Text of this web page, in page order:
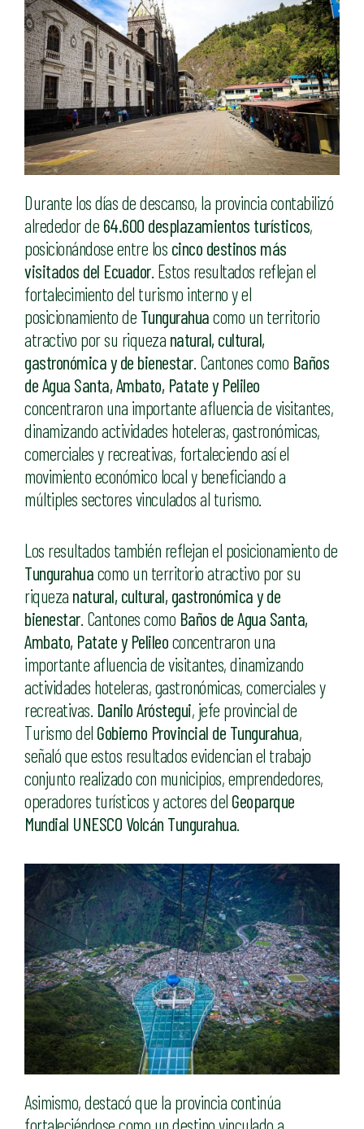
Durante los días de descanso, la provincia contabilizó
alrededor de 64.600 desplazamientos turísticos,
posicionándose entre los cinco destinos más
visitados del Ecuador. Estos resultados reflejan el
fortalecimiento del turismo interno y el
posicionamiento de Tungurahuacomo un territorio
atractivo por su riqueza natural, cultural,
gastronómica y de bienestar. Cantones como Baños
de Agua Santa, Ambato, Patate y Pelileo
concentraron una importante afluencia de visitantes,
dinamizando actividades hoteleras, gastronómicas,
comerciales y recreativas, fortaleciendo así el
movimiento económico local y beneficiando a
múltiples sectores vinculados al turismo.
Los resultados también reflejan el posicionamiento de
Tungurahuacomo un territorio atractivo por su
riqueza natural, cultural, gastronómica y de
bienestar. Cantones como Baños de Agua Santa,
Ambato, Patate y Pelileoconcentraron una
importante afluencia de visitantes, dinamizando
actividades hoteleras, gastronómicas, comerciales y
recreativas. Danilo Aróstegui, jefe provincial de
Turismo del Gobierno Provincial de Tungurahua,
señaló que estos resultados evidencian el trabajo
conjunto realizado con municipios, emprendedores,
operadores turísticos y actores del Geoparque
Mundial UNESCO Volcán Tungurahua.
Asimismo, destacó que la provincia continúa